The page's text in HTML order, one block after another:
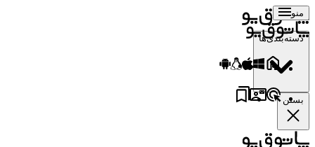
منو
دسته‌بندی‌ها
بستن